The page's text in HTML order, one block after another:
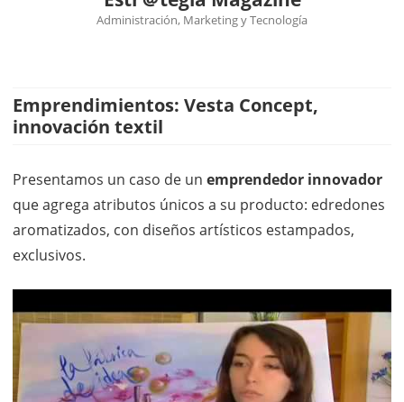
Administración, Marketing y Tecnología
contenido
Emprendimientos: Vesta Concept,
innovación textil
Presentamos un caso de un emprendedor innovador
que agrega atributos únicos a su producto: edredones
aromatizados, con diseños artísticos estampados,
exclusivos.